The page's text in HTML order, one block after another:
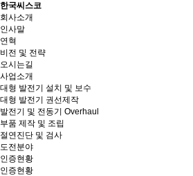
한국씨스코
회사소개
인사말
연혁
비전 및 전략
오시는길
사업소개
대형 발전기 설치 및 보수
대형 발전기 권선제작
발전기 및 전동기 Overhaul
부품 제작 및 조립
절연진단 및 검사
도전분야
인증현황
인증현황